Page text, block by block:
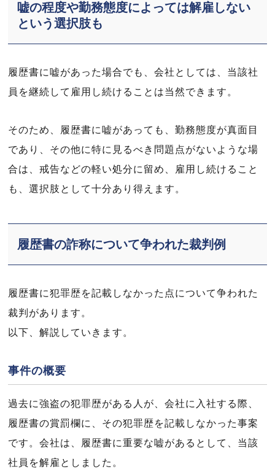
嘘の程度や勤務態度によっては解雇しない
という選択肢も
履歴書に嘘があった場合でも、会社としては、当該社
員を継続して雇用し続けることは当然できます。
そのため、履歴書に嘘があっても、勤務態度が真面目
であり、その他に特に見るべき問題点がないような場
合は、戒告などの軽い処分に留め、雇用し続けること
も、選択肢として十分あり得えます。
履歴書の詐称について争われた裁判例
履歴書に犯罪歴を記載しなかった点について争われた
裁判があります。
以下、解説していきます。
事件の概要
過去に強盗の犯罪歴がある人が、会社に入社する際、
履歴書の賞罰欄に、その犯罪歴を記載しなかった事案
です。会社は、履歴書に重要な嘘があるとして、当該
社員を解雇としました。